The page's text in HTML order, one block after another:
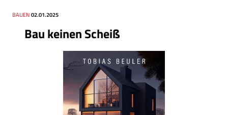
Bau keinen Scheiß
Thema
BAUEN
Datum 02.01.2025